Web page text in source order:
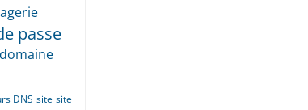
passe
DNS site site